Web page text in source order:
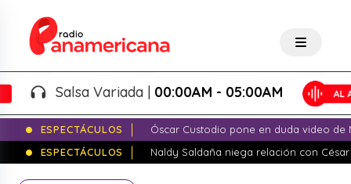
Salsa Variada |00:00AM - 05:00AM
ESPECTÁCULOS
Óscar Custodio pone en duda video de
ESPECTÁCULOS
Naldy Saldaña niega relación con